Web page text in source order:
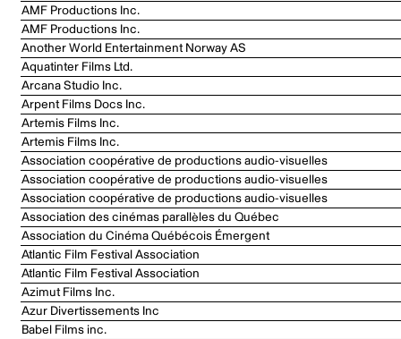
AMF Productions Inc.
AMF Productions Inc.
Another World Entertainment Norway AS
Aquatinter Films Ltd.
Arcana Studio Inc.
Arpent Films Docs Inc.
Artemis Films Inc.
Artemis Films Inc.
Association coopérative de productions audio-visuelles
Association coopérative de productions audio-visuelles
Association coopérative de productions audio-visuelles
Association des cinémas parallèles du Québec
Association du Cinéma Québécois Émergent
Atlantic Film Festival Association
Atlantic Film Festival Association
Azimut Films Inc.
Azur Divertissements Inc
Babel Films inc.